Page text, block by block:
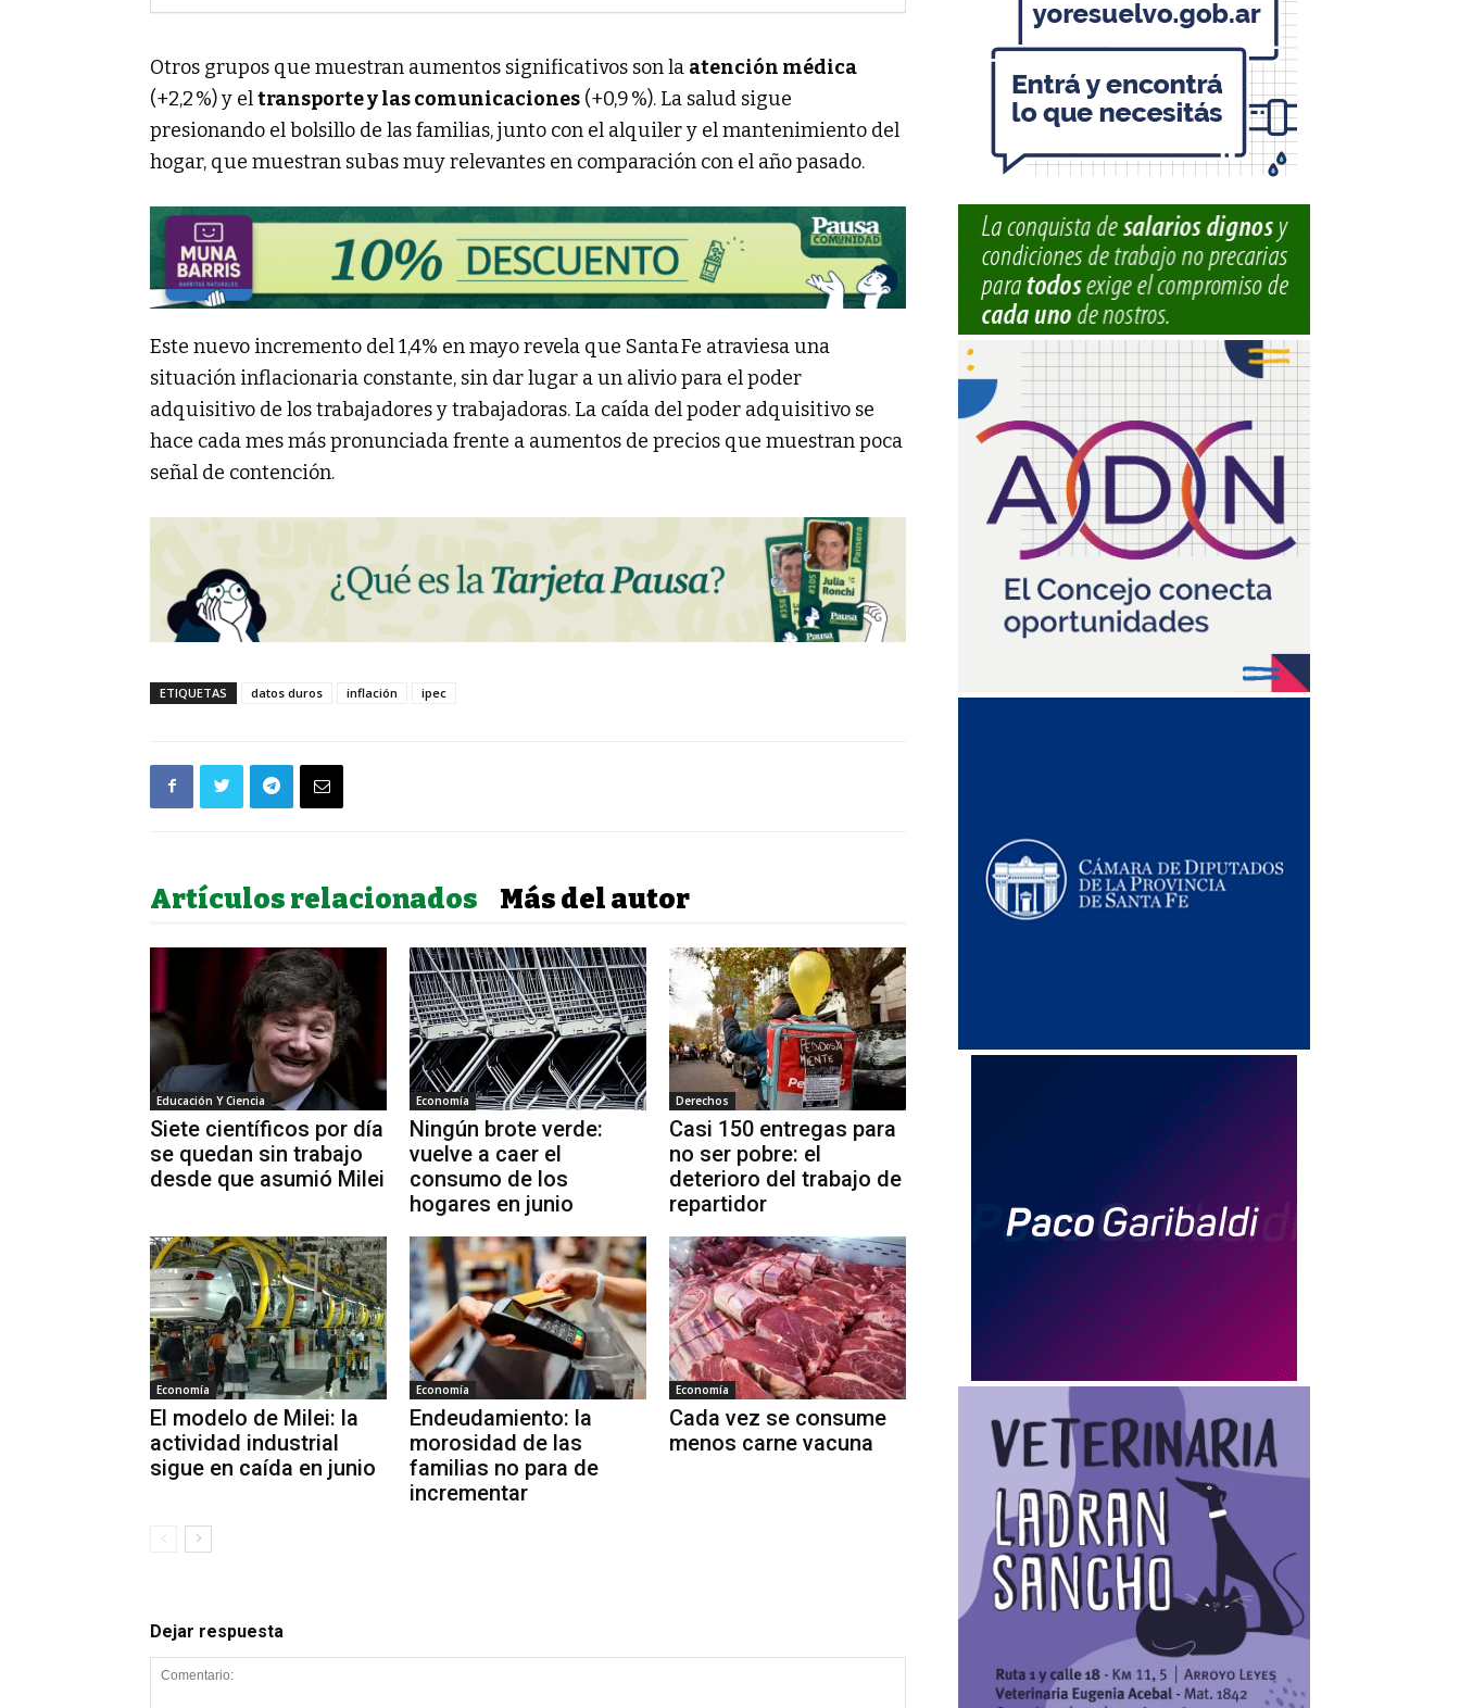
Otros grupos que muestran aumentos significativos son la atención médica
(+2,2 %) y eltransporte y las comunicaciones (+0,9 %). La salud sigue
presionando el bolsillo de las familias, junto con el alquiler y el mantenimiento del
hogar, que muestran subas muy relevantes en comparación con el año pasado.
Este nuevo incremento del 1,4% en mayo revela que Santa Fe atraviesa una
situación inflacionaria constante, sin dar lugar a un alivio para el poder
adquisitivo de los trabajadores y trabajadoras. La caída del poder adquisitivo se
hace cada mes más pronunciada frente a aumentos de precios que muestran poca
señal de contención.
ETIQUETAS datos duros inflación ipec
Artículos relacionados Más del autor
Educación Y Ciencia
Siete científicos por día
se quedan sin trabajo
desde que asumió Milei
Economía
Ningún brote verde:
vuelve a caer el
consumo de los
hogares en junio
Derechos
Casi 150 entregas para
no ser pobre: el
deterioro del trabajo de
repartidor
Economía
El modelo de Milei: la
actividad industrial
sigue en caída en junio
Economía
Endeudamiento: la
morosidad de las
familias no para de
incrementar
Economía
Cada vez se consume
menos carne vacuna
Dejar respuesta